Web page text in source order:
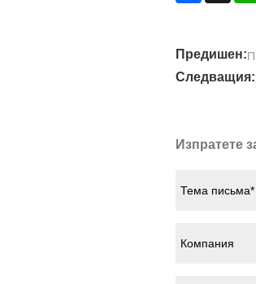
Предишен:
Следващия:
Изпратете